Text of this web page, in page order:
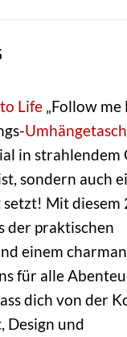
Life „Follow me
in strahlendem
sondern auch
Mit diesem
der praktischen
einem
für alle
dich von der
Design und